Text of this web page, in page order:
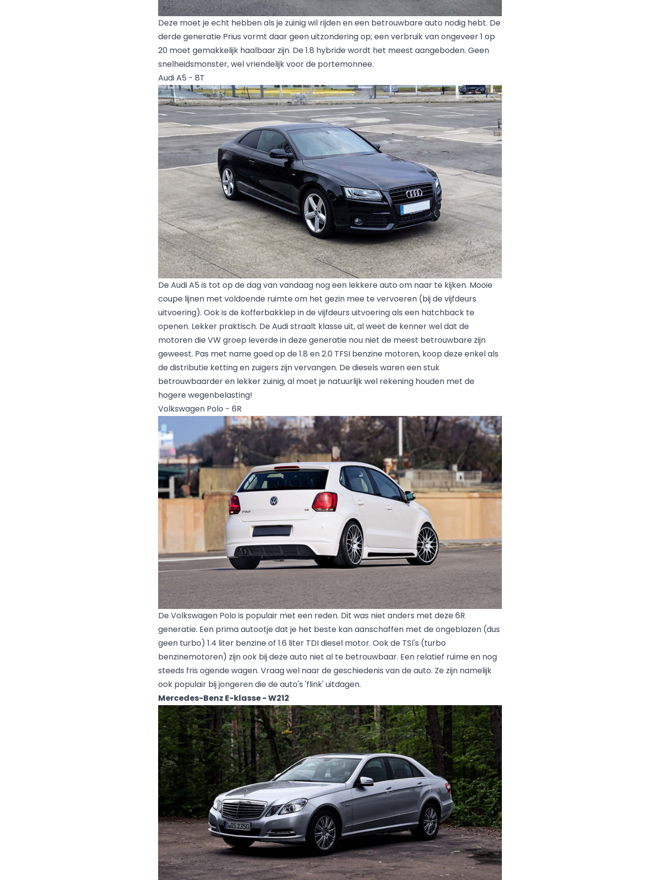
Deze moet je echt hebben als je zuinig wil rijden en een betrouwbare auto nodig hebt. De
derde generatie Prius vormt daar geen uitzondering op; een verbruik van ongeveer 1 op
20 moet gemakkelijk haalbaar zijn. De 1.8 hybride wordt het meest aangeboden. Geen
snelheidsmonster, wel vriendelijk voor de portemonnee.
Audi A5 - 8T
De Audi A5 is tot op de dag van vandaag nog een lekkere auto om naar te kijken. Mooie
coupe lijnen met voldoende ruimte om het gezin mee te vervoeren (bij de vijfdeurs
uitvoering). Ook is de kofferbakklep in de vijfdeurs uitvoering als een hatchback te
openen. Lekker praktisch. De Audi straalt klasse uit, al weet de kenner wel dat de
motoren die VW groep leverde in deze generatie nou niet de meest betrouwbare zijn
geweest. Pas met name goed op de 1.8 en 2.0 TFSI benzine motoren, koop deze enkel als
de distributie ketting en zuigers zijn vervangen. De diesels waren een stuk
betrouwbaarder en lekker zuinig, al moet je natuurlijk wel rekening houden met de
hogere wegenbelasting!
Volkswagen Polo - 6R
De Volkswagen Polo is populair met een reden. Dit was niet anders met deze 6R
generatie. Een prima autootje dat je het beste kan aanschaffen met de ongeblazen (dus
geen turbo) 1.4 liter benzine of 1.6 liter TDI diesel motor. Ook de TSI's (turbo
benzinemotoren) zijn ook bij deze auto niet al te betrouwbaar. Een relatief ruime en nog
steeds fris ogende wagen. Vraag wel naar de geschiedenis van de auto. Ze zijn namelijk
ook populair bij jongeren die de auto's 'flink' uitdagen.
Mercedes-Benz E-klasse - W212